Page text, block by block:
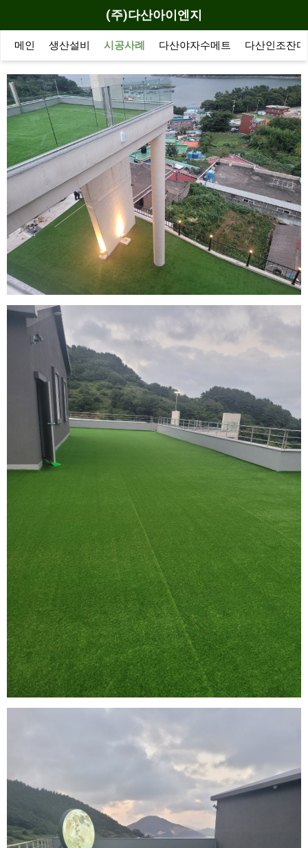
(주)다산아이엔지
메인 생산설비 시공사례 다산야자수메트 다산인조잔디